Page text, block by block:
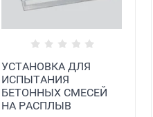
УСТАНОВКА ДЛЯ
ИСПЫТАНИЯ
БЕТОННЫХ СМЕСЕЙ
НА РАСПЛЫВ